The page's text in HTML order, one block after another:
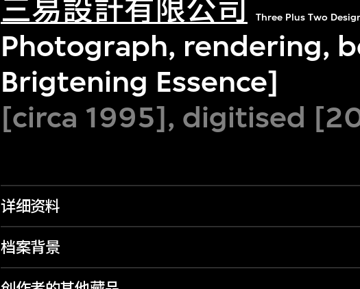
三易設計有限公司 Three Plus Two
Photograph, rendering,
Brigtening Essence]
[circa 1995], digitised
详细资料
档案背景